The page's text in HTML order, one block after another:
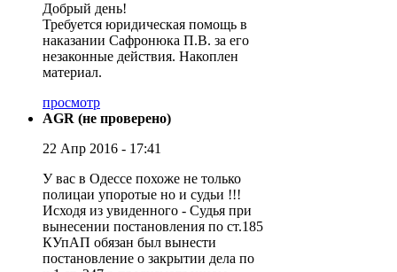
Добрый день!
Требуется юридическая помощь в
наказании Сафронюка П.В. за его
незаконные действия. Накоплен
материал.
просмотр
AGR (не проверено)
22 Апр 2016 - 17:41
У вас в Одессе похоже не только
полицаи упоротые но и судьи !!!
Исходя из увиденного - Судья при
вынесении постановления по ст.185
КУпАП обязан был вынести
постановление о закрытии дела по